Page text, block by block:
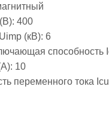
400
(кВ): 6
способность
10
переменного тока